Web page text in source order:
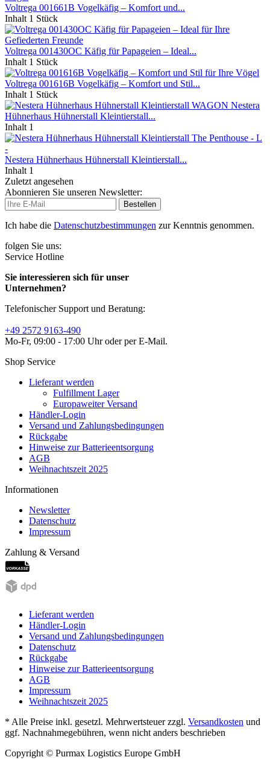
Voltrega 001661B Vogelkäfig – Komfort und...
Inhalt 1 Stück
Voltrega 001430OC Käfig für Papageien – Ideal...
Inhalt 1 Stück
Voltrega 001616B Vogelkäfig – Komfort und Stil...
Inhalt 1 Stück
Nestera
Hühnerhaus Hühnerstall Kleintierstall...
Inhalt 1
Nestera Hühnerhaus Hühnerstall Kleintierstall...
Inhalt 1
Zuletzt angesehen
Abonnieren Sie unseren Newsletter:
Bestellen
Ich habe die Datenschutzbestimmungen zur Kenntnis genommen.
folgen Sie uns:
Service Hotline
Sie interessieren sich für unser
Unternehmen?
Telefonischer Support und Beratung:
+49 2572 9163-490
Mo-Fr, 09:00 - 17:00 Uhr oder per E-Mail.
Shop Service
Lieferant werden
Fulfillment Lager
Europaweiter Versand
Händler-Login
Versand und Zahlungsbedingungen
Rückgabe
Hinweise zur Batterieentsorgung
AGB
Weihnachtszeit 2025
Informationen
Newsletter
Datenschutz
Impressum
Zahlung & Versand
Lieferant werden
Händler-Login
Versand und Zahlungsbedingungen
Datenschutz
Rückgabe
Hinweise zur Batterieentsorgung
AGB
Impressum
Weihnachtszeit 2025
* Alle Preise inkl. gesetzl. Mehrwertsteuer zzgl. Versandkosten und
ggf. Nachnahmegebühren, wenn nicht anders beschrieben
Copyright © Purmax Logistics Europe GmbH